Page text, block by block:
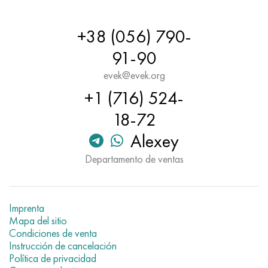
+38 (056) 790-
91-90
evek@evek.org
+1 (716) 524-
18-72
Alexey
Departamento de ventas
Imprenta
Mapa del sitio
Condiciones de venta
Instrucción de cancelación
Política de privacidad
Hastelloy C2000
45X, 45h, 1.7035
45HN2MFA, k2425, 45hnmf
A40G, 44smn28, 1.0762, 46s20